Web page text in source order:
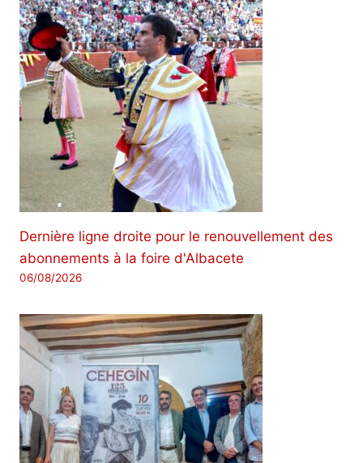
Dernière ligne droite pour le renouvellement des
abonnements à la foire d'Albacete
06/08/2026